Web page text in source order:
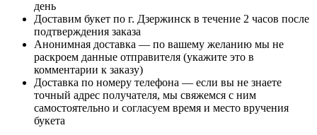
день
Доставим букет по г. Дзержинск в течение 2 часов после
подтверждения заказа
Анонимная доставка — по вашему желанию мы не
раскроем данные отправителя (укажите это в
комментарии к заказу)
Доставка по номеру телефона — если вы не знаете
точный адрес получателя, мы свяжемся с ним
самостоятельно и согласуем время и место вручения
букета